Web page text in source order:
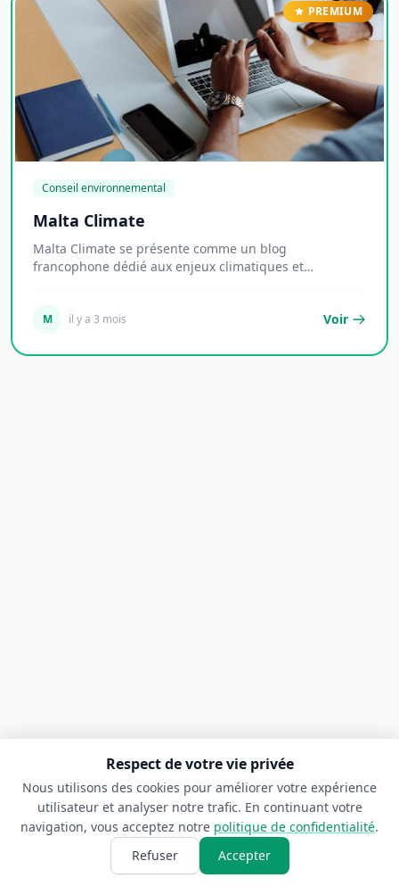
PREMIUM
Conseil environnemental
Malta Climate
Malta Climate se présente comme un blog
francophone dédié aux enjeux climatiques et
M il y a 3 mois Voir
Respect de votre vie privée
Nous utilisons des cookies pour améliorer votre expérience
utilisateur et analyser notre trafic. En continuant votre
navigation, vous acceptez notre politique de confidentialité.
Refuser
Accepter